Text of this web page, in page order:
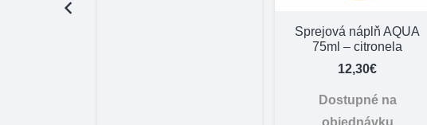
Sprejová náplň AQUA
75ml – citronela
12,30€
Dostupné na
objednávku